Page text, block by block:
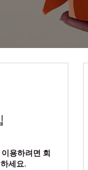
용하려면 회
세요.